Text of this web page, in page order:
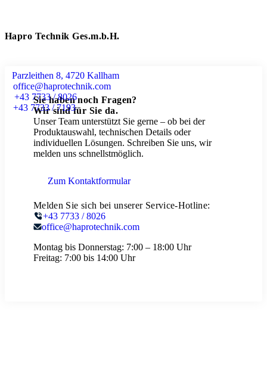
Hapro Technik Ges.m.b.H.
Parzleithen 8, 4720 Kallham
office@haprotechnik.com
+43 7733 / 8026
+43 7733 / 7193
Sie haben noch Fragen?
Wir sind für Sie da.
Unser Team unterstützt Sie gerne – ob bei der
Produktauswahl, technischen Details oder
individuellen Lösungen. Schreiben Sie uns, wir
melden uns schnellstmöglich.
Zum Kontaktformular
Melden Sie sich bei unserer Service-Hotline:
+43 7733 / 8026
office@haprotechnik.com
Montag bis Donnerstag: 7:00 – 18:00 Uhr
Freitag: 7:00 bis 14:00 Uhr